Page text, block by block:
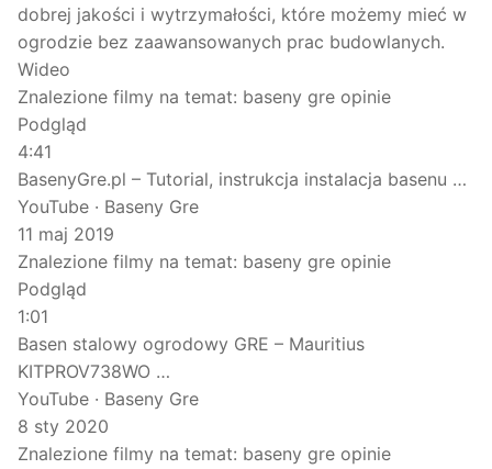
dobrej jakości i wytrzymałości, które możemy mieć w
ogrodzie bez zaawansowanych prac budowlanych.
Wideo
Znalezione filmy na temat: baseny gre opinie
Podgląd
4:41
BasenyGre.pl – Tutorial, instrukcja instalacja basenu …
YouTube · Baseny Gre
11 maj 2019
Znalezione filmy na temat: baseny gre opinie
Podgląd
1:01
Basen stalowy ogrodowy GRE – Mauritius
KITPROV738WO …
YouTube · Baseny Gre
8 sty 2020
Znalezione filmy na temat: baseny gre opinie